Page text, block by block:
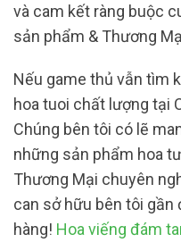
và cam kết ràng buộc
sản phẩm & Thương
Nếu game thủ vẫn tìm
hoa tuoi chất lượng tại
Chúng bên tôi có lẽ
những sản phẩm hoa
Thương Mại chuyên
can sở hữu bên tôi
hàng! Hoa viếng đám